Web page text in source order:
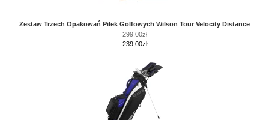
Zestaw Trzech Opakowań Piłek Golfowych Wilson Tour Velocity Distance
299,00zł
239,00zł